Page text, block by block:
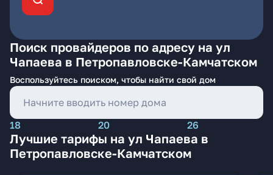
Поиск провайдеров по адресу на ул
Чапаева в Петропавловске-Камчатском
Воспользуйтесь поиском, чтобы найти свой дом
18 20 26
Лучшие тарифы на ул Чапаева в
Петропавловске-Камчатском